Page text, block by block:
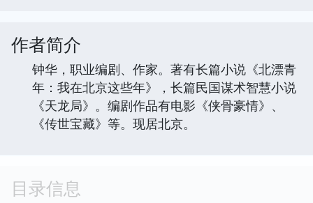
作者简介
钟华，职业编剧、作家。著有长篇小说《北漂青
年：我在北京这些年》，长篇民国谋术智慧小说
《天龙局》。编剧作品有电影《侠骨豪情》、
《传世宝藏》等。现居北京。
目录信息